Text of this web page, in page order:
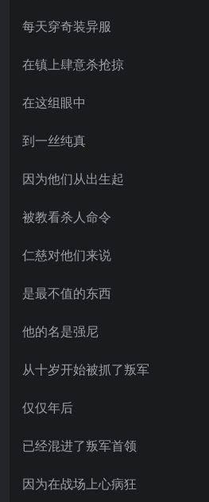
每天穿奇装异服
在镇上肆意杀抢掠
在这组眼中
到一丝纯真
因为他们从出生起
被教看杀人命令
仁慈对他们来说
是最不值的东西
他的名是强尼
从十岁开始被抓了叛军
仅仅年后
已经混进了叛军首领
因为在战场上心病狂